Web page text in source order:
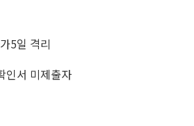
5일 격리
인서 미제출자